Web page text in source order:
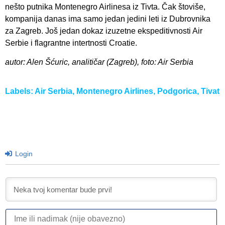
nešto putnika Montenegro Airlinesa iz Tivta. Čak štoviše,
kompanija danas ima samo jedan jedini leti iz Dubrovnika
za Zagreb. Još jedan dokaz izuzetne ekspeditivnosti Air
Serbie i flagrantne intertnosti Croatie.
autor: Alen Šćuric, analitičar (Zagreb), foto: Air Serbia
Labels: Air Serbia, Montenegro Airlines, Podgorica, Tivat
Login